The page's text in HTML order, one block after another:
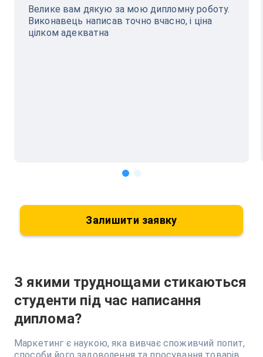
Велике вам дякую за мою дипломну роботу.
Виконавець написав точно вчасно, і ціна
цілком адекватна
Залишити заявку
З якими труднощами стикаються
студенти під час написання
диплома?
Маркетинг є наукою, яка вивчає споживчий попит,